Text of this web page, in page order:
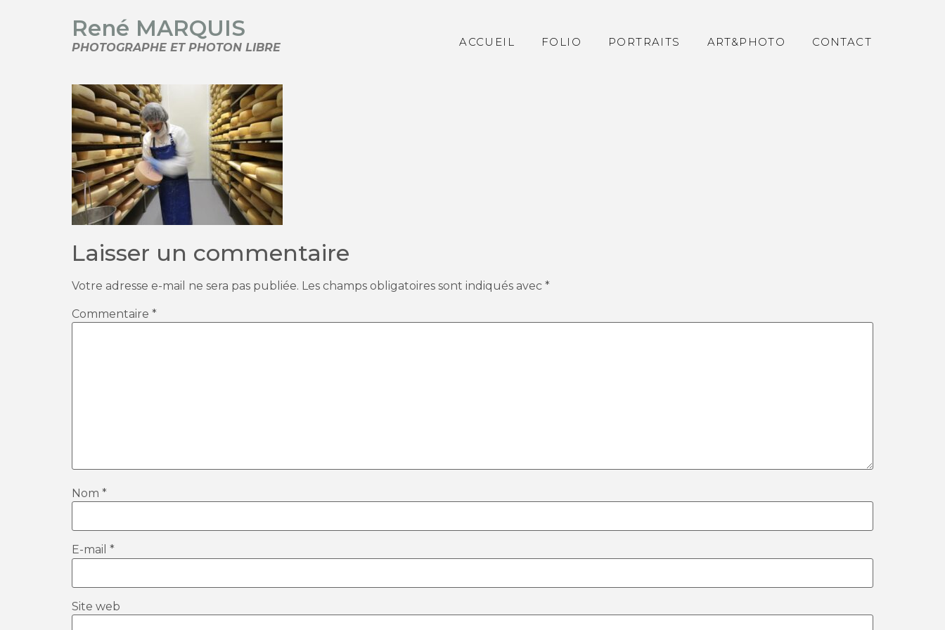
René MARQUIS
PHOTOGRAPHE ET PHOTON LIBRE ACCUEIL FOLIO PORTRAITS ART&PHOTO CONTACT
Laisser un commentaire
Votre adresse e-mail ne sera pas publiée. Les champs obligatoires sont indiqués avec *
Commentaire *
Nom *
E-mail *
Site web